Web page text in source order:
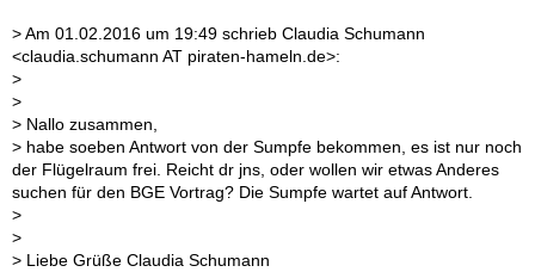
> Am 01.02.2016 um 19:49 schrieb Claudia Schumann
<claudia.schumann AT piraten-hameln.de>:
>
>
> Nallo zusammen,
> habe soeben Antwort von der Sumpfe bekommen, es ist nur noch
der Flügelraum frei. Reicht dr jns, oder wollen wir etwas Anderes
suchen für den BGE Vortrag? Die Sumpfe wartet auf Antwort.
>
>
> Liebe Grüße Claudia Schumann